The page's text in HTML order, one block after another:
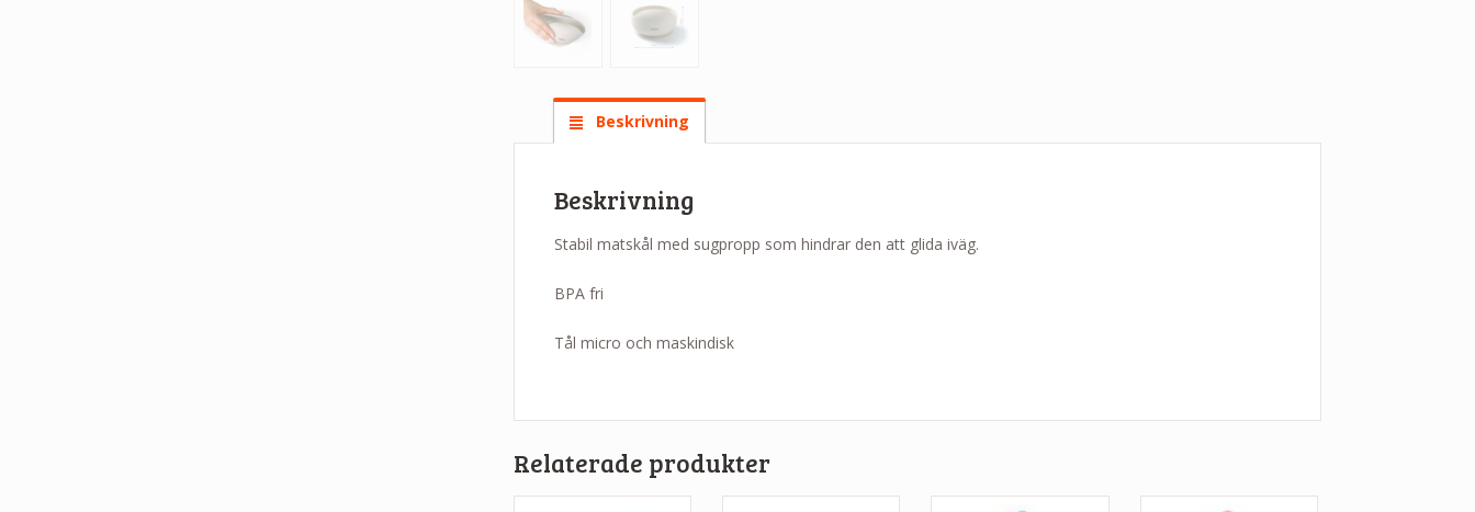
Beskrivning
Beskrivning
Stabil matskål med sugpropp som hindrar den att glida iväg.
BPA fri
Tål micro och maskindisk
Relaterade produkter